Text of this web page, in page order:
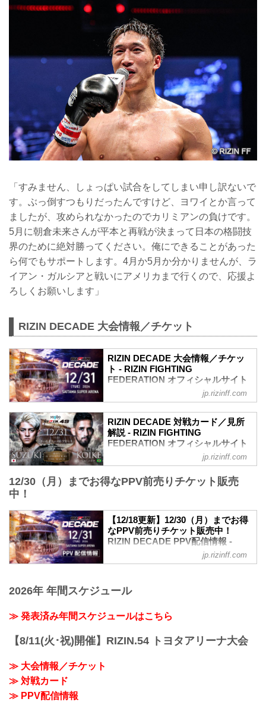
「すみません、しょっぱい試合をしてしまい申し訳ないで
す。ぶっ倒すつもりだったんですけど、ヨワイとか言って
ましたが、攻められなかったのでカリミアンの負けです。
5月に朝倉未来さんが平本と再戦が決まって日本の格闘技
界のために絶対勝ってください。俺にできることがあった
ら何でもサポートします。4月か5月か分かりませんが、ラ
イアン・ガルシアと戦いにアメリカまで行くので、応援よ
ろしくお願いします」
RIZIN DECADE 大会情報／チケット
RIZIN DECADE 大会情報／チケッ
ト - RIZIN FIGHTING
FEDERATION オフィシャルサイト
開場／開始時間変更のお知らせ
ライアン・ガルシア vs. 安保瑠輝也の試
合延期に伴い、開場／開始時間変更が以
【変更前】2024年12月31日（火）9:00開
場／10:00開始
↓
開場／13:00開始
12/17（火）更新
RIZIN DECADE チケット払い戻しに関す
るお知らせ
ライアン・ガルシア vs. 安保瑠輝也の試
合延期に伴い、チケットの払い戻しを希
jp.rizinff.com
RIZIN DECADE 対戦カード／見所
解説 - RIZIN FIGHTING
FEDERATION オフィシャルサイト
RIZINマッチメイク担当のチャーリーが対
ーンやストロングポイントを把握すれ
※見所解説は随時更新いたします。
Yogibo presents RIZIN.49 試合順
雷神番外地
細川一颯 vs. 宇佐美正パトリック
RIZI...
jp.rizinff.com
12/30（月）までお得なPPV前売りチケット販売
中！
【12/18更新】12/30（月）までお得
なPPV前売りチケット販売中！
RIZIN DECADE PPV配信情報 -
RIZIN FIGHTING FEDERATION オ
フィシャルサイト
12/18（水）更新
DECADE』第1部で実施を予定しておりま
したライアン・ガルシア vs. 安保瑠輝也
は、ライアン・ガルシアが練習中に手を
負傷しドクターストップとなったため、
jp.rizinff.com
2026年 年間スケジュール
≫ 発表済み年間スケジュールはこちら
【8/11(火･祝)開催】RIZIN.54 トヨタアリーナ大会
≫ 大会情報／チケット
≫ 対戦カード
≫ PPV配信情報